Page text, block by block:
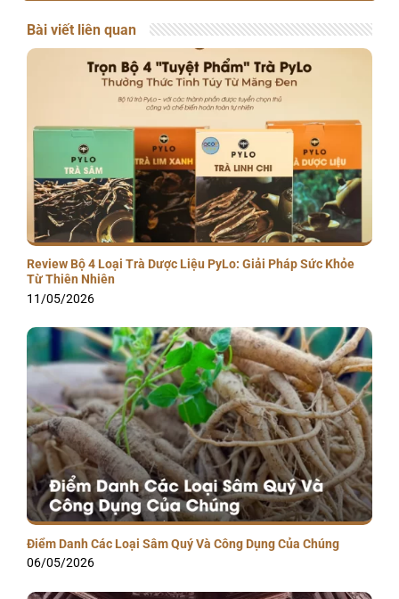
Bài viết liên quan
Review Bộ 4 Loại Trà Dược Liệu PyLo: Giải Pháp Sức Khỏe
Từ Thiên Nhiên
11/05/2026
Điểm Danh Các Loại Sâm Quý Và Công Dụng Của Chúng
06/05/2026